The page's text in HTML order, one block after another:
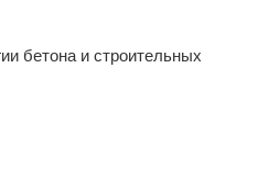
бетона и строительных